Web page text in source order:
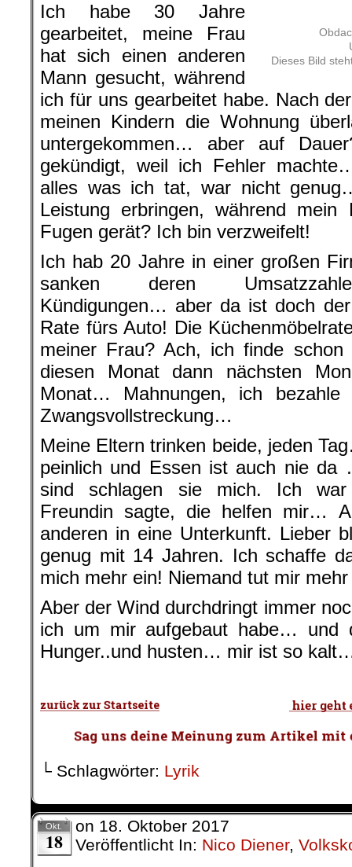
Dieses Bild
Ich habe 30 Jahre
gearbeitet, meine Frau
hat sich einen anderen
Mann gesucht, während
ich für uns gearbeitet habe. Nach
meinen Kindern die Wohnung
untergekommen… aber auf
gekündigt, weil ich Fehler
alles was ich tat, war nicht
Leistung erbringen, während
Fugen gerät? Ich bin verzweifelt!
Ich hab 20 Jahre in einer großen
sanken deren
Kündigungen… aber da ist doch
Rate fürs Auto! Die
meiner Frau? Ach, ich finde
diesen Monat dann nächsten
Monat… Mahnungen, ich
Zwangsvollstreckung…
Meine Eltern trinken beide, jeden
peinlich und Essen ist auch nie
sind schlagen sie mich. Ich
Freundin sagte, die helfen mir…
anderen in eine Unterkunft. Lieber
genug mit 14 Jahren. Ich schaffe
mich mehr ein! Niemand tut mir
Aber der Wind durchdringt immer
ich um mir aufgebaut habe… und
Hunger..und husten… mir ist so
└ Schlagwörter: Lyrik
Okt.
18
on 18. Oktober 2017
Veröffentlicht In: Nico Diener,